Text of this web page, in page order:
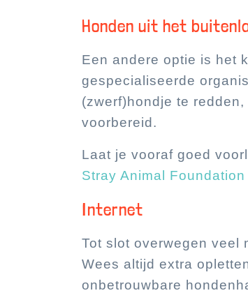
Honden uit het
Een andere optie is het
gespecialiseerde
(zwerf)hondje te
voorbereid.
Laat je vooraf goed
Stray Animal Foundation
Internet
Tot slot overwegen veel
Wees altijd extra
onbetrouwbare